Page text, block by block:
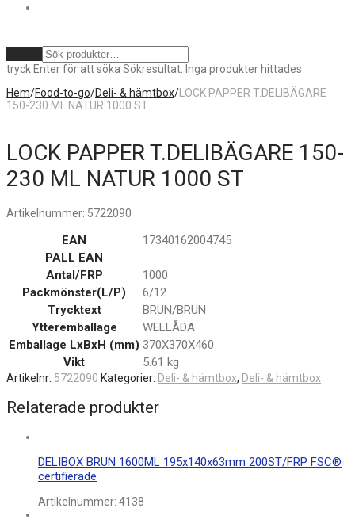
tryck Enterför att söka Sökresultat: Inga produkter hittades.
Hem/Food-to-go/Deli- & hämtbox/ LOCK PAPPER T.DELIBÄGARE
150-230 ML NATUR 1000 ST
LOCK PAPPER T.DELIBÄGARE 150-
230 ML NATUR 1000 ST
Artikelnummer: 5722090
EAN
17340162004745
PALL EAN
Antal/FRP
1000
Packmönster(L/P)
6/12
Trycktext
BRUN/BRUN
Ytteremballage
WELLÅDA
Emballage LxBxH (mm) 370X370X460
Vikt
5.61 kg
Artikelnr: 5722090 Kategorier: Deli- & hämtbox, Deli- & hämtbox
Relaterade produkter
DELIBOX BRUN 1600ML 195x140x63mm 200ST/FRP FSC®
certifierade
Artikelnummer: 4138